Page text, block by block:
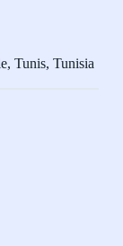
Tunis, Tunisia